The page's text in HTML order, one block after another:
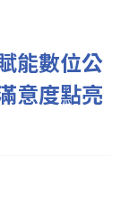
能數位公
意度點亮